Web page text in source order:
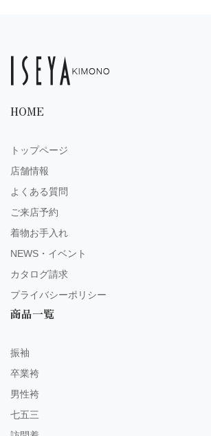
HOME
トップページ
店舗情報
よくある質問
ご来店予約
着物お手入れ
NEWS・イベント
カタログ請求
プライバシーポリシー
商品一覧
振袖
卒業袴
男性袴
七五三